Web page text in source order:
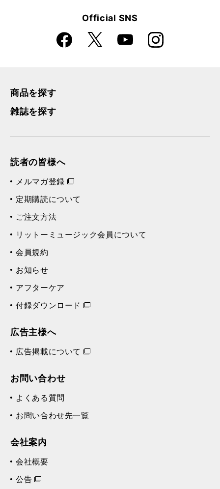
Official SNS
Faceboo
k
X YouTube Instagra
m
商品を探す
雑誌を探す
読者の皆様へ
メルマガ登録
定期購読について
ご注文方法
リットーミュージック会員について
会員規約
お知らせ
アフターケア
付録ダウンロード
広告主様へ
広告掲載について
お問い合わせ
よくある質問
お問い合わせ先一覧
会社案内
会社概要
公告